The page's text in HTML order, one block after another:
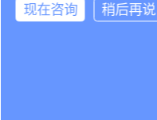
现在咨询 稍后再说